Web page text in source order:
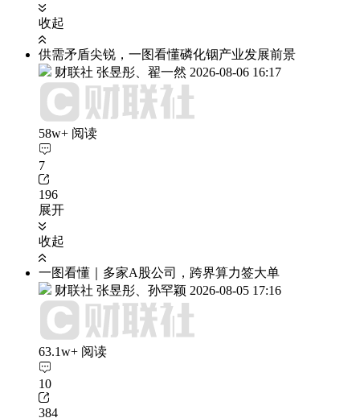
收起
供需矛盾尖锐，一图看懂磷化铟产业发展前景
财联社 张昱彤、翟一然 2026-08-06 16:17
58w+ 阅读
7
196
展开
收起
一图看懂｜多家A股公司，跨界算力签大单
财联社 张昱彤、孙罕颖 2026-08-05 17:16
63.1w+ 阅读
10
384